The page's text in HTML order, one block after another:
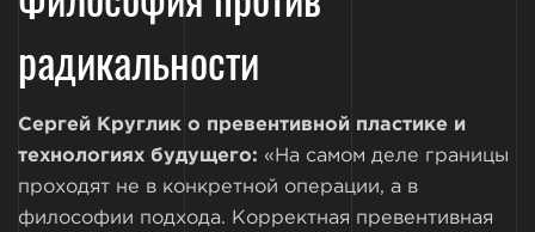
радикальности
Сергей Круглик о превентивной пластике и
технологиях будущего: «На самом деле границы
проходят не в конкретной операции, а в
философии подхода. Корректная превентивная